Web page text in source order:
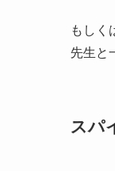
もしく
先生と
スパ